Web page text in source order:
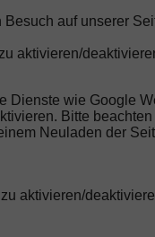
auf unserer
aktivieren/
Dienste wie Google
Bitte
Neuladen der
aktivieren/